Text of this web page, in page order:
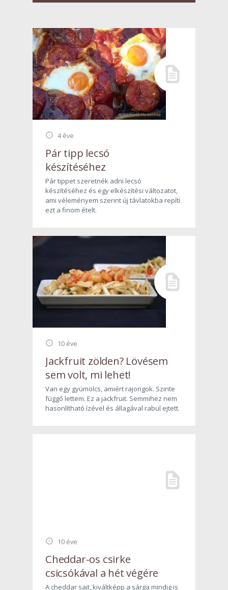
4 éve
Pár tipp lecsó
készítéséhez
Pár tippet szeretnék adni lecsó
készítéséhez és egy elkészítési változatot,
ami véleményem szerint új távlatokba repíti
ezt a finom ételt.
10 éve
Jackfruit zölden? Lövésem
sem volt, mi lehet!
Van egy gyümölcs, amiért rajongok. Szinte
függő lettem. Ez a jackfruit. Semmihez nem
hasonlítható ízével és állagával rabul ejtett.
10 éve
Cheddar-os csirke
csicsókával a hét végére
A cheddar sajt, kiváltképp a sárga mindig is